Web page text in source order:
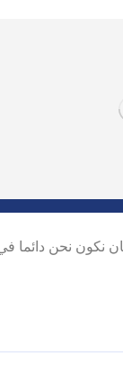
نكون نحن دائما